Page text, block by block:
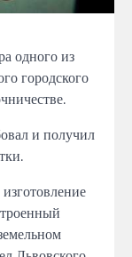
одного из
городского
и получил